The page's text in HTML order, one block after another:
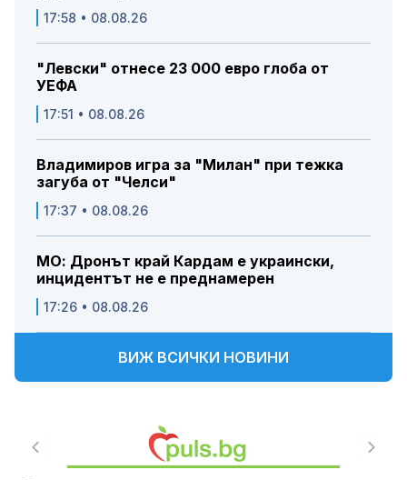
17:58 • 08.08.26
"Левски" отнесе 23 000 евро глоба от
УЕФА
17:51 • 08.08.26
Владимиров игра за "Милан" при тежка
загуба от "Челси"
17:37 • 08.08.26
МО: Дронът край Кардам е украински,
инцидентът не е преднамерен
17:26 • 08.08.26
ВИЖ ВСИЧКИ НОВИНИ